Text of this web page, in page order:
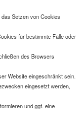
Setzen von Cookies
für bestimmte Fälle oder
des Browsers
Website eingeschränkt sein.
eingesetzt werden,
und ggf. eine